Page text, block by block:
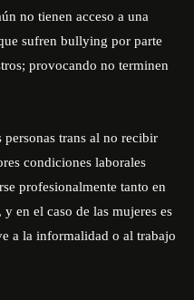
no tienen acceso a una
sufren bullying por parte
provocando no terminen
personas trans al no recibir
condiciones laborales
profesionalmente tanto en
en el caso de las mujeres es
a la informalidad o al trabajo